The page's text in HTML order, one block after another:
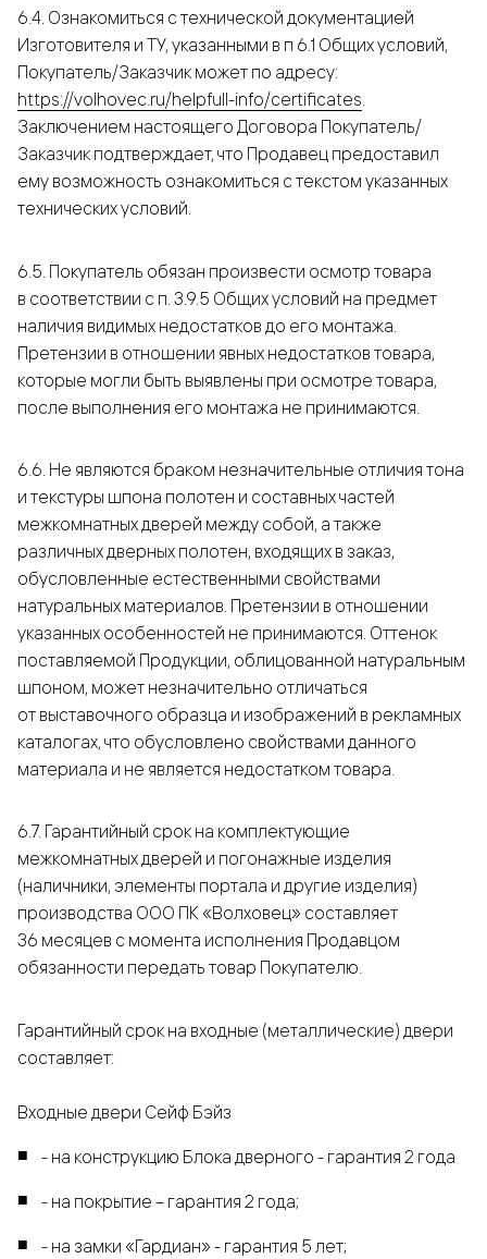
6.4. Ознакомиться с технической документацией
Изготовителя и ТУ, указанными в п 6.1 Общих условий,
Покупатель/Заказчик может по адресу:
https://volhovec.ru/helpfull-info/certificates.
Заключением настоящего Договора Покупатель/
Заказчик подтверждает, что Продавец предоставил
ему возможность ознакомиться с текстом указанных
технических условий.
6.5. Покупатель обязан произвести осмотр товара
в соответствии с п. 3.9.5 Общих условий на предмет
наличия видимых недостатков до его монтажа.
Претензии в отношении явных недостатков товара,
которые могли быть выявлены при осмотре товара,
после выполнения его монтажа не принимаются.
6.6. Не являются браком незначительные отличия тона
и текстуры шпона полотен и составных частей
межкомнатных дверей между собой, а также
различных дверных полотен, входящих в заказ,
обусловленные естественными свойствами
натуральных материалов. Претензии в отношении
указанных особенностей не принимаются. Оттенок
поставляемой Продукции, облицованной натуральным
шпоном, может незначительно отличаться
от выставочного образца и изображений в рекламных
каталогах, что обусловлено свойствами данного
материала и не является недостатком товара.
6.7. Гарантийный срок на комплектующие
межкомнатных дверей и погонажные изделия
(наличники, элементы портала и другие изделия)
производства ООО ПК «Волховец» составляет
36 месяцев с момента исполнения Продавцом
обязанности передать товар Покупателю.
Гарантийный срок на входные (металлические) двери
составляет:
Входные двери Сейф Бэйз
- на конструкцию Блока дверного - гарантия 2 года
- на покрытие – гарантия 2 года;
- на замки «Гардиан» - гарантия 5 лет;